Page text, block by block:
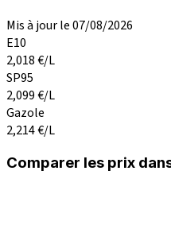
Mis à jour le 07/08/2026
E10
2,018€/L
SP95
2,099€/L
Gazole
2,214€/L
Comparer les prix